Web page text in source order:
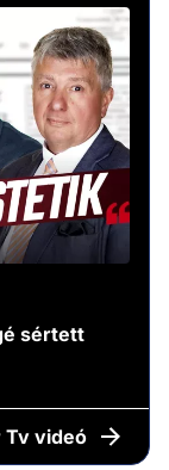
sértett
Tv videó